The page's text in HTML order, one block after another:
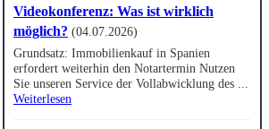
Videokonferenz: Was ist wirklich
möglich? (04.07.2026)
Grundsatz: Immobilienkauf in Spanien
erfordert weiterhin den Notartermin Nutzen
Sie unseren Service der Vollabwicklung des ...
Weiterlesen